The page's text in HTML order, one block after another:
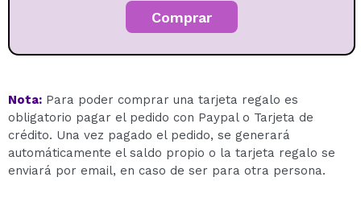
Comprar
Nota: Para poder comprar una tarjeta regalo es
obligatorio pagar el pedido con Paypal o Tarjeta de
crédito. Una vez pagado el pedido, se generará
automáticamente el saldo propio o la tarjeta regalo se
enviará por email, en caso de ser para otra persona.